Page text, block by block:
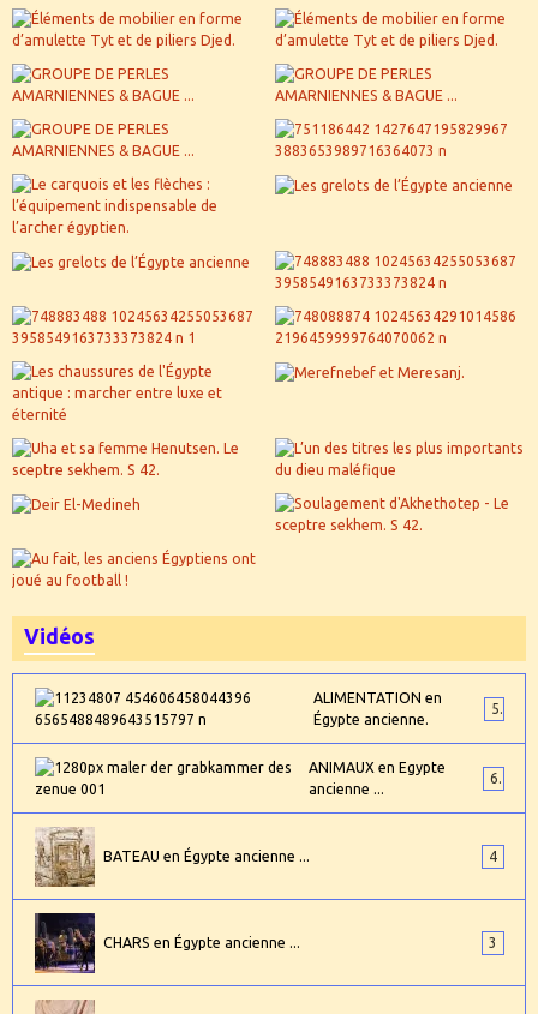
Vidéos
ALIMENTATION en
Égypte ancienne.
5
ANIMAUX en Egypte
ancienne ...
6
BATEAU en Égypte ancienne ... 4
CHARS en Égypte ancienne ... 3